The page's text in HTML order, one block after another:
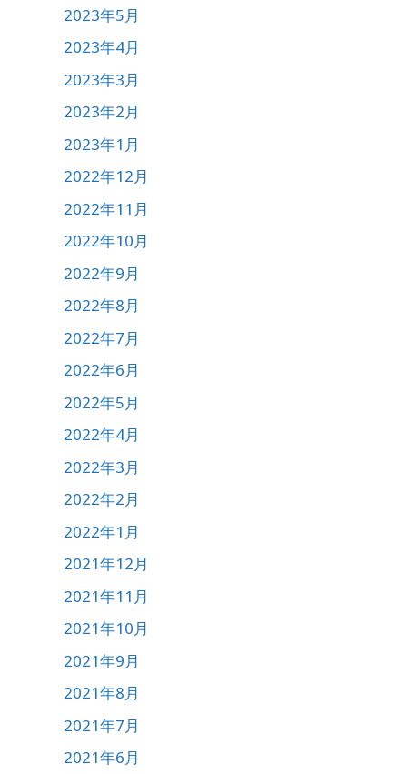
2023年5月
2023年4月
2023年3月
2023年2月
2023年1月
2022年12月
2022年11月
2022年10月
2022年9月
2022年8月
2022年7月
2022年6月
2022年5月
2022年4月
2022年3月
2022年2月
2022年1月
2021年12月
2021年11月
2021年10月
2021年9月
2021年8月
2021年7月
2021年6月